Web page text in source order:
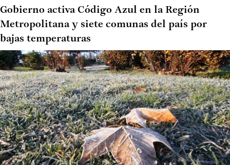
Gobierno activa Código Azul en la Región
Metropolitana y siete comunas del país por
bajas temperaturas